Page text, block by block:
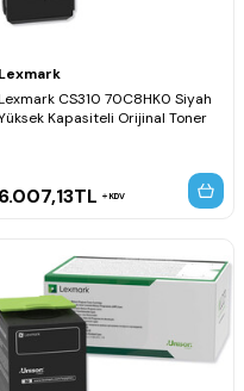
Lexmark
CS310 70C8HK0 Siyah
Kapasiteli Orijinal Toner
6.007,13TL KDV